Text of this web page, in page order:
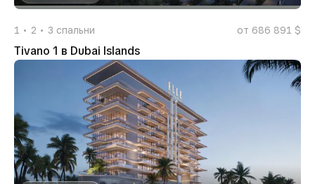
1 2 3 спальни от 686 891 $
Tivano 1 в Dubai Islands